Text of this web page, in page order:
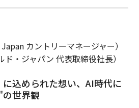
カントリーマネージャー）
ド・ジャパン 代表取締役社長）
込められた想い、AI時代に
世界観